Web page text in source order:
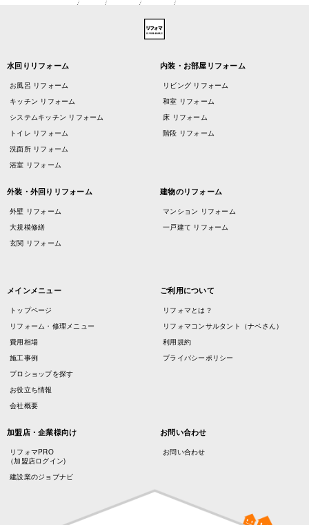
水回りリフォーム
お風呂 リフォーム
キッチン リフォーム
システムキッチン リフォーム
トイレ リフォーム
洗面所 リフォーム
浴室 リフォーム
内装・お部屋リフォーム
リビング リフォーム
和室 リフォーム
床 リフォーム
階段 リフォーム
外装・外回りリフォーム
外壁 リフォーム
大規模修繕
玄関 リフォーム
建物のリフォーム
マンション リフォーム
一戸建て リフォーム
メインメニュー
トップページ
リフォーム・修理メニュー
費用相場
施工事例
プロショップを探す
お役立ち情報
会社概要
ご利用について
リフォマとは？
リフォマコンサルタント（ナベさん）
利用規約
プライバシーポリシー
加盟店・企業様向け
リフォマPRO
（加盟店ログイン)
建設業のジョブナビ
お問い合わせ
お問い合わせ